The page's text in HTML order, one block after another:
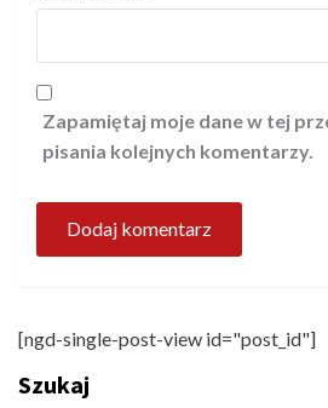
Zapamiętaj moje dane w tej
pisania kolejnych komentarzy.
[ngd-single-post-view id="post_id"]
Szukaj